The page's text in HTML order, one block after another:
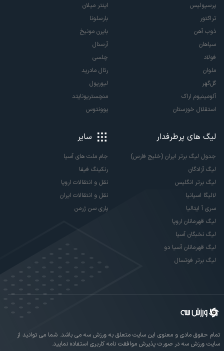
پرسپولیس
تراکتور
ذوب آهن
سپاهان
فولاد
ملوان
گل‌گهر
آلومینیوم اراک
استقلال خوزستان
اینتر میلان
بارسلونا
بایرن مونیخ
آرسنال
چلسی
رئال مادرید
لیورپول
منچستریونایتد
یوونتوس
لیگ های پرطرفدار
جدول لیگ برتر ایران (خلیج فارس)
لیگ آزادگان
لیگ برتر انگلیس
لالیگا اسپانیا
سری آ ایتالیا
لیگ قهرمانان اروپا
لیگ نخبگان آسیا
لیگ قهرمانان آسیا دو
لیگ برتر فوتسال
سایر
جام ملت های آسیا
رنکینگ فیفا
نقل و انتقالات اروپا
نقل و انتقالات ایران
پاری سن ژرمن
تمام حقوق مادی و معنوی این سایت متعلق به ورزش سه می باشد. شما می توانید از
سایت ورزش سه در صورت پذیرش موافقت نامه کاربری استفاده نمایید.